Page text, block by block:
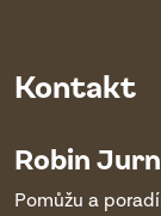
Kontakt
Robin
Pomůžu a